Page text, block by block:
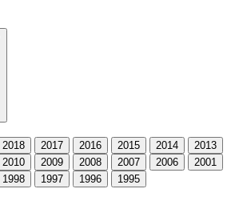
2018 2017 2016 2015 2014
2013
2010 2009 2008 2007 2006
2001
1998 1997 1996 1995